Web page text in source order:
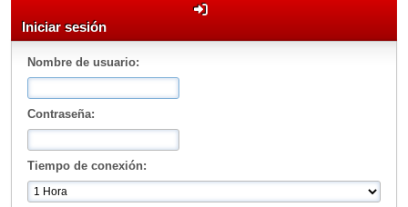
Iniciar sesión
Nombre de usuario:
Contraseña:
Tiempo de conexión: